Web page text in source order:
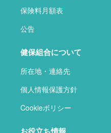
保険料月額表
公告
健保組合について
所在地・連絡先
個人情報保護方針
Cookieポリシー